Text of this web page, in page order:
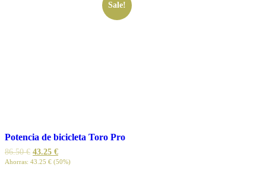
Sale!
Potencia de bicicleta Toro Pro
86.50€ 43.25 €
Ahorras: 43.25 € (50%)